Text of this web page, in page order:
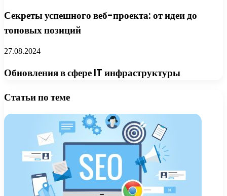
Секреты успешного веб-проекта: от идеи до
топовых позиций
27.08.2024
Обновления в сфере IT инфраструктуры
Статьи по теме